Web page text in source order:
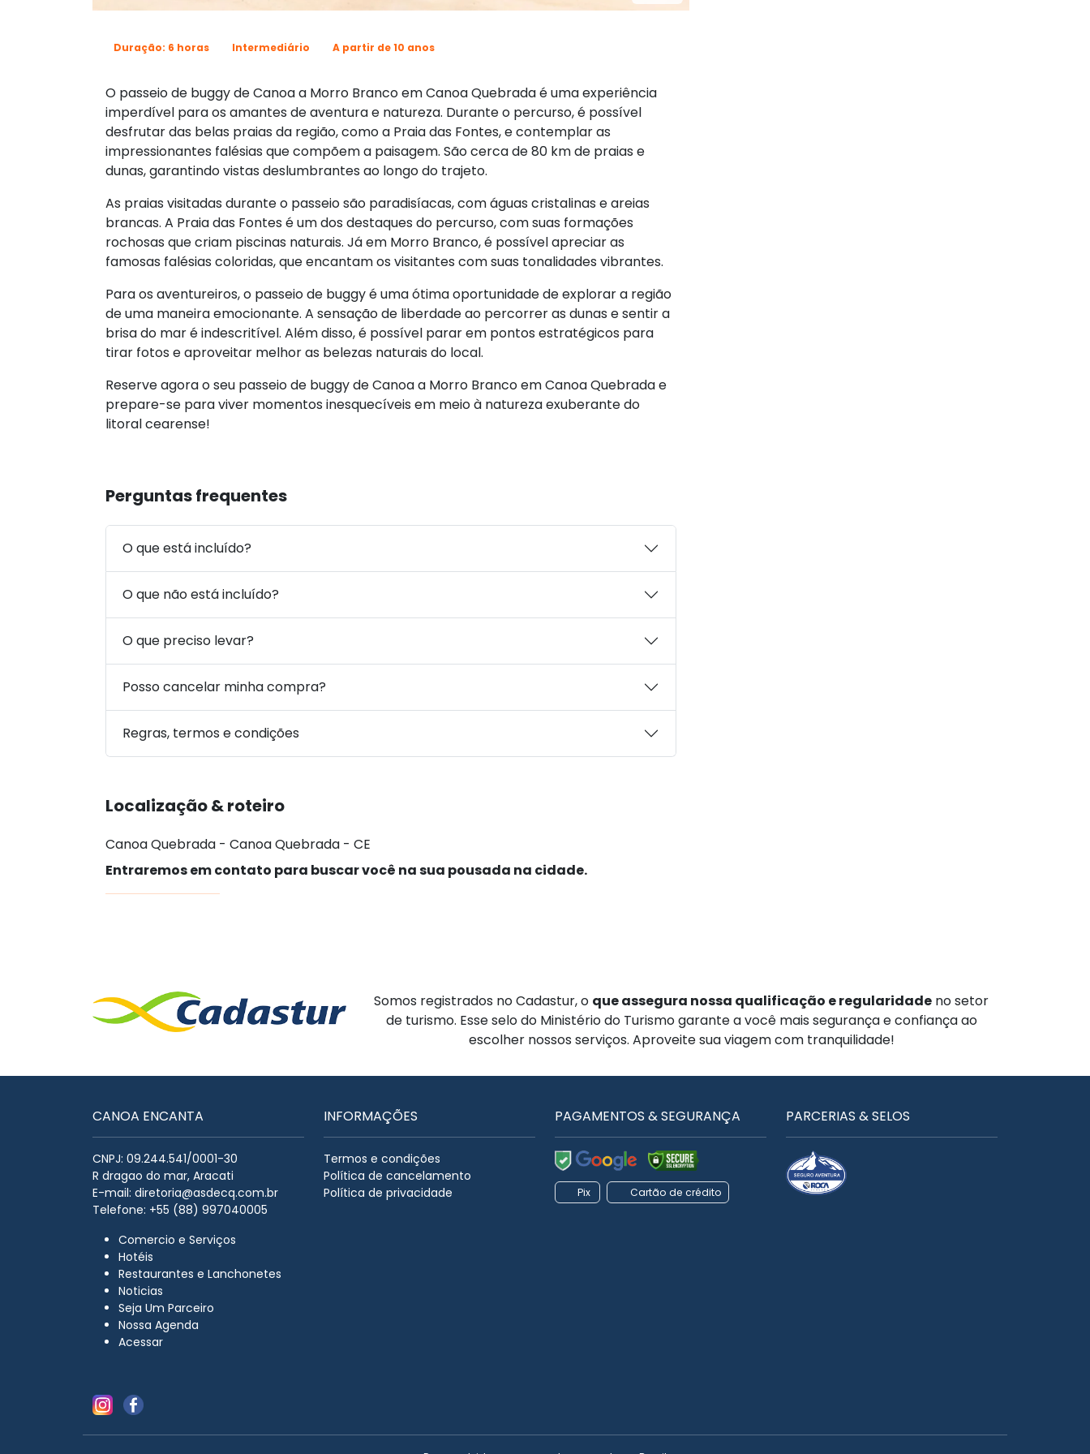
Duração: 6 horas Intermediário A partir de 10 anos
O passeio de buggy de Canoa a Morro Branco em Canoa Quebrada é uma experiência
imperdível para os amantes de aventura e natureza. Durante o percurso, é possível
desfrutar das belas praias da região, como a Praia das Fontes, e contemplar as
impressionantes falésias que compõem a paisagem. São cerca de 80 km de praias e
dunas, garantindo vistas deslumbrantes ao longo do trajeto.
As praias visitadas durante o passeio são paradisíacas, com águas cristalinas e areias
brancas. A Praia das Fontes é um dos destaques do percurso, com suas formações
rochosas que criam piscinas naturais. Já em Morro Branco, é possível apreciar as
famosas falésias coloridas, que encantam os visitantes com suas tonalidades vibrantes.
Para os aventureiros, o passeio de buggy é uma ótima oportunidade de explorar a região
de uma maneira emocionante. A sensação de liberdade ao percorrer as dunas e sentir a
brisa do mar é indescritível. Além disso, é possível parar em pontos estratégicos para
tirar fotos e aproveitar melhor as belezas naturais do local.
Reserve agora o seu passeio de buggy de Canoa a Morro Branco em Canoa Quebrada e
prepare-se para viver momentos inesquecíveis em meio à natureza exuberante do
litoral cearense!
Perguntas frequentes
O que está incluído?
O que não está incluído?
O que preciso levar?
Posso cancelar minha compra?
Regras, termos e condições
Localização & roteiro
Canoa Quebrada - Canoa Quebrada - CE
Entraremos em contato para buscar você na sua pousada na cidade.
Somos registrados no Cadastur, o que assegura nossa qualificação e regularidade no setor
de turismo. Esse selo do Ministério do Turismo garante a você mais segurança e confiança ao
escolher nossos serviços. Aproveite sua viagem com tranquilidade!
CANOA ENCANTA
CNPJ: 09.244.541/0001-30
R dragao do mar, Aracati
E-mail: diretoria@asdecq.com.br
Telefone: +55 (88) 997040005
Comercio e Serviços
Hotéis
Restaurantes e Lanchonetes
Noticias
Seja Um Parceiro
Nossa Agenda
Acessar
INFORMAÇÕES
Termos e condições
Política de cancelamento
Política de privacidade
PAGAMENTOS & SEGURANÇA
Pix Cartão de crédito
PARCERIAS & SELOS